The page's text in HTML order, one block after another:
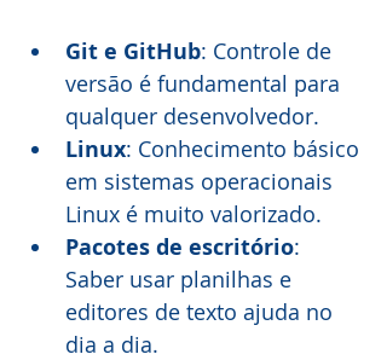
Git e GitHub: Controle de
versão é fundamental para
qualquer desenvolvedor.
Linux: Conhecimento básico
em sistemas operacionais
Linux é muito valorizado.
Pacotes de escritório:
Saber usar planilhas e
editores de texto ajuda no
dia a dia.